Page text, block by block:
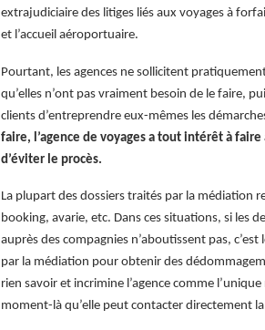
extrajudiciaire des litiges liés aux voyages à
et l’accueil aéroportuaire.
Pourtant, les agences ne sollicitent
qu’elles n’ont pas vraiment besoin de le faire,
clients d’entreprendre eux-mêmes les
faire, l’agence de voyages a tout intérêt à
d’éviter le procès.
La plupart des dossiers traités par la médiation
booking, avarie, etc. Dans ces situations, si les
auprès des compagnies n’aboutissent pas,
par la médiation pour obtenir des
rien savoir et incrimine l’agence comme
moment-là qu’elle peut contacter directement